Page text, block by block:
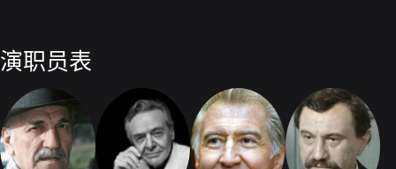
击。
演职员表